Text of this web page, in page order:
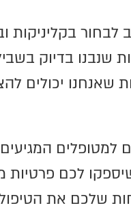
בקליניקות
שנבנו בדיוק
שאנחנו יכולים
למטופלים
לכם פרטיות
שלכם את